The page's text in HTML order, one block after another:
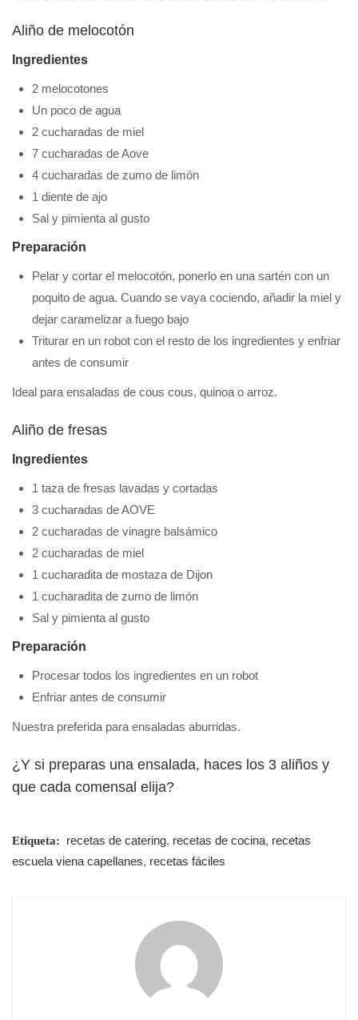
Aliño de melocotón
Ingredientes
2 melocotones
Un poco de agua
2 cucharadas de miel
7 cucharadas de Aove
4 cucharadas de zumo de limón
1 diente de ajo
Sal y pimienta al gusto
Preparación
Pelar y cortar el melocotón, ponerlo en una sartén con un
poquito de agua. Cuando se vaya cociendo, añadir la miel y
dejar caramelizar a fuego bajo
Triturar en un robot con el resto de los ingredientes y enfriar
antes de consumir
Ideal para ensaladas de cous cous, quinoa o arroz.
Aliño de fresas
Ingredientes
1 taza de fresas lavadas y cortadas
3 cucharadas de AOVE
2 cucharadas de vinagre balsámico
2 cucharadas de miel
1 cucharadita de mostaza de Dijon
1 cucharadita de zumo de limón
Sal y pimienta al gusto
Preparación
Procesar todos los ingredientes en un robot
Enfriar antes de consumir
Nuestra preferida para ensaladas aburridas.
¿Y si preparas una ensalada, haces los 3 aliños y
que cada comensal elija?
Etiqueta: recetas de catering, recetas de cocina, recetas
escuela viena capellanes, recetas fáciles